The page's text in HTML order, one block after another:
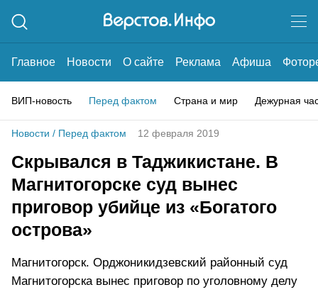
Главное Новости О сайте Реклама Афиша
ВИП-новость Перед фактом Страна и мир Дежурная
Новости / Перед фактом 12 февраля 2019
Скрывался в Таджикистане. В
Магнитогорске суд вынес
приговор убийце из «Богатого
острова»
Магнитогорск. Орджоникидзевский районный суд
Магнитогорска вынес приговор по уголовному делу